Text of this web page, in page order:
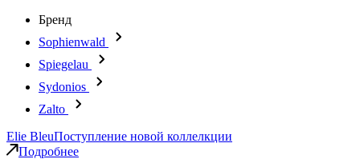
Бренд
Sophienwald
Spiegelau
Sydonios
Zalto
Elie BleuПоступление новой коллелкции
Подробнее